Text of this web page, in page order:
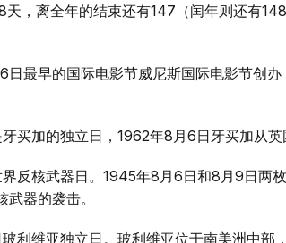
，离全年的结束还有147（闰年则还有148
最早的国际电影节威尼斯国际电影节创
买加的独立日，1962年8月6日牙买加从英
反核武器日。1945年8月6日和8月9日两
器的袭击。
利维亚独立日。玻利维亚位于南美洲中部